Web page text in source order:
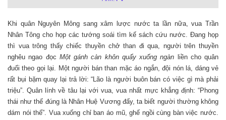
Khi quân Nguyên Mông sang xâm lược nước ta lần nữa, vua Trần
Nhân Tông cho họp các tướng soái tìm kế sách cứu nước. Đang họp
thì vua trông thấy chiếc thuyền chở than đi qua, người trên thuyền
nghêu ngao đọc Một gánh càn khôn quẩy xuống ngàn liền cho quân
đuổi theo gọi lại. Một người bán than mặc áo ngắn, đội nón lá, dáng vẻ
rất bụi bặm quay lại trả lời: “Lão là người buôn bán có việc gì mà phải
triệu”. Quân lính về tâu lại với vua, vua nhất mực khẳng định: “Phong
thái như thế đúng là Nhân Huệ Vương đấy, ta biết người thường không
dám nói thế”. Vua xuống chỉ ban áo mũ, ghế ngồi cùng bàn việc nước.